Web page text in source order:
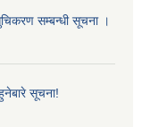
सम्बन्धी सूचना ।
सूचना!